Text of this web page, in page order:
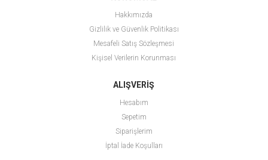
Hakkımızda
Gizlilik ve Güvenlik Politikası
Mesafeli Satış Sözleşmesi
Kişisel Verilerin Korunması
ALIŞVERİŞ
Hesabım
Sepetim
Siparişlerim
İptal İade Koşulları